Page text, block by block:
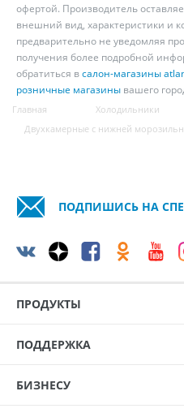
офертой. Производитель
внешний вид, характеристики и
предварительно не уведомляя
получения более подробной
обратиться всалон-магазины
розничные магазины вашего
Главная
Холодильники
Двухкамерные с нижней
ПОДПИШИСЬ НА
ПРОДУКТЫ
ПОДДЕРЖКА
БИЗНЕСУ